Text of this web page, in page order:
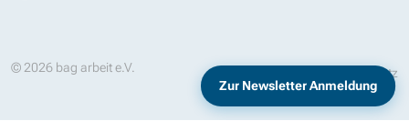
© 2026 bag arbeit e.V. Datenschutz
Zur Newsletter Anmeldung